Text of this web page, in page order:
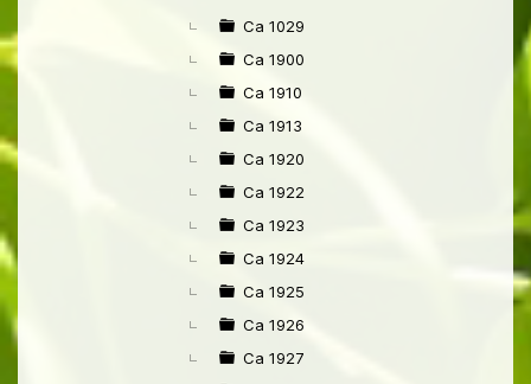
►
Ca 1029
Ca 1900
Ca 1910
Ca 1913
Ca 1920
Ca 1922
Ca 1923
Ca 1924
Ca 1925
Ca 1926
Ca 1927